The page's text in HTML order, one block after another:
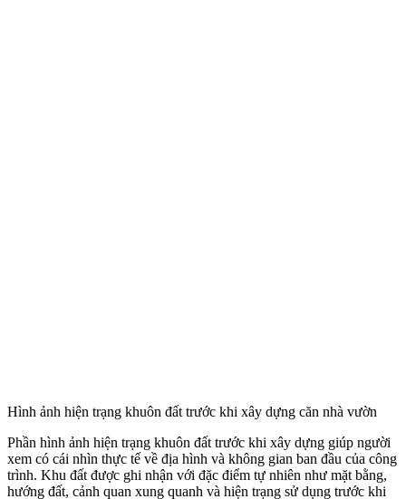
Hình ảnh hiện trạng khuôn đất trước khi xây dựng căn nhà vườn
Phần hình ảnh hiện trạng khuôn đất trước khi xây dựng giúp người
xem có cái nhìn thực tế về địa hình và không gian ban đầu của công
trình. Khu đất được ghi nhận với đặc điểm tự nhiên như mặt bằng,
hướng đất, cảnh quan xung quanh và hiện trạng sử dụng trước khi